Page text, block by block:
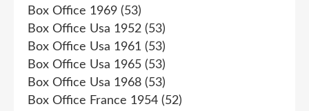
Box Office 1969 (53)
Box Office Usa 1952 (53)
Box Office Usa 1961 (53)
Box Office Usa 1965 (53)
Box Office Usa 1968 (53)
Box Office France 1954 (52)